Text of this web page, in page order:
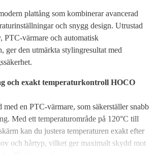
plattång som kombinerar avancerad
och snygg design. Utrustad
PTC-värmare och automatisk
ger den utmärkta stylingresultat med
och exakt temperaturkontroll HOCO
med en PTC-värmare, som säkerställer snabb
Med ett temperaturområde på 120°C till
kan du justera temperaturen exakt efter
och hårtyp, vilket ger maximalt skydd mot